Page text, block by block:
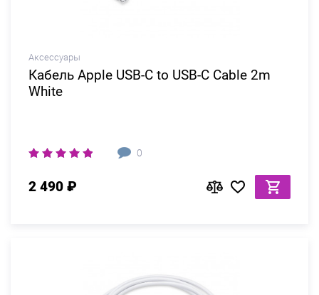
Аксессуары
Кабель Apple USB-C to USB-C Cable 2m
White
0
2 490 ₽